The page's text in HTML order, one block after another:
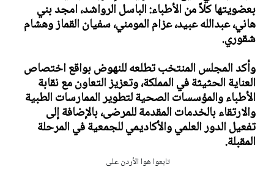
بعضويتها كلاً من الأطباء: الباسل الرواشد، امجد بني
هاني، عبدالله عبيد، عزام المومني، سفيان القماز وهشام
شقوري.
وأكد المجلس المنتخب تطلعه للنهوض بواقع اختصاص
العناية الحثيثة في المملكة، وتعزيز التعاون مع نقابة
الأطباء والمؤسسات الصحية لتطوير الممارسات الطبية
والارتقاء بالخدمات المقدمة للمرضى، بالإضافة إلى
تفعيل الدور العلمي والأكاديمي للجمعية في المرحلة
المقبلة.
تابعوا هوا الأردن على